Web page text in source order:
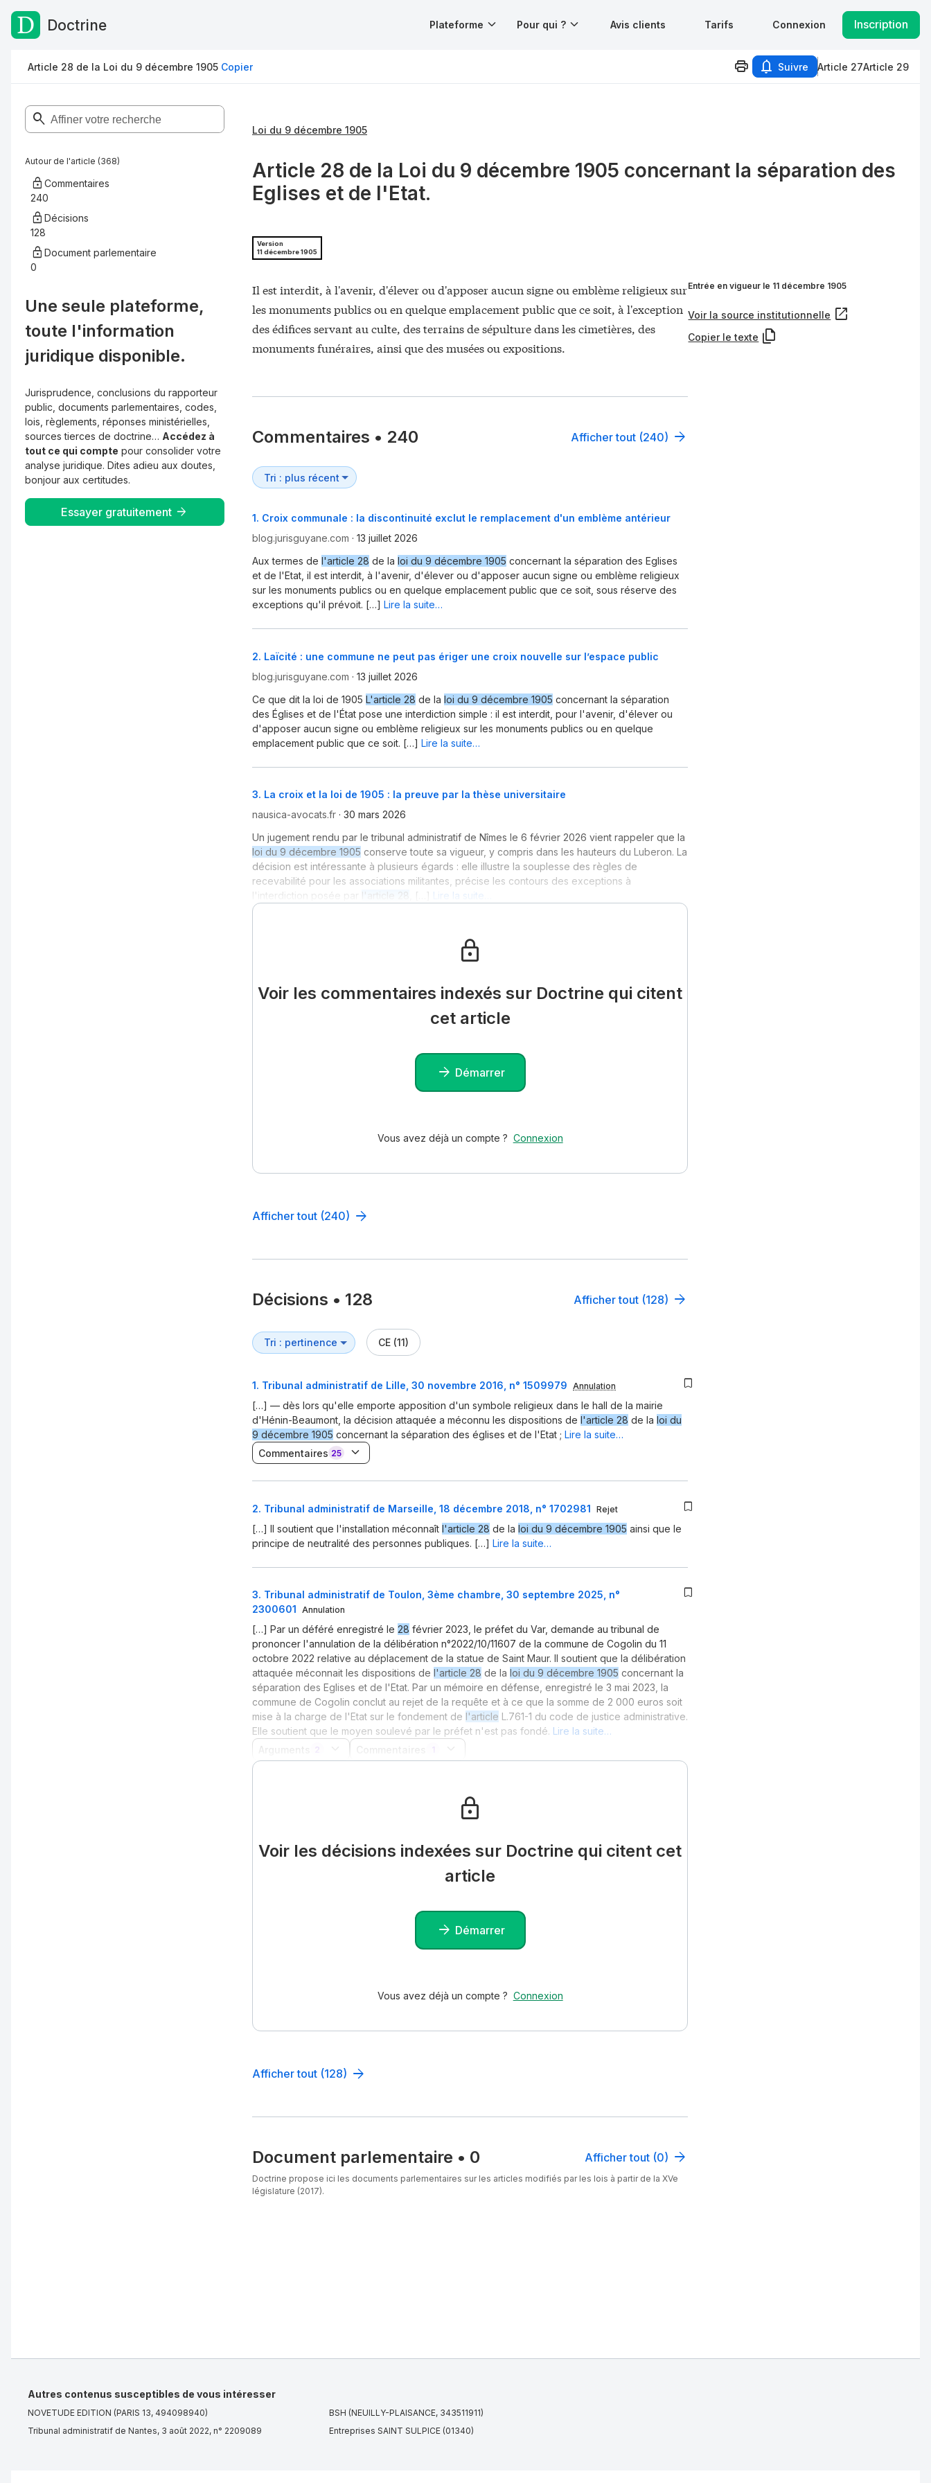
Passer au contenu
Doctrine Plateforme Pour qui ? Avis clients Tarifs Connexion Inscription
Article 28 de la Loi du 9 décembre 1905 Copier Suivre Article 27Article 29
Autour de l'article (368)
Commentaires
240
Décisions
128
Document parlementaire
0
Une seule plateforme,
toute l'information
juridique disponible.
Jurisprudence, conclusions du rapporteur
public, documents parlementaires, codes,
lois, règlements, réponses ministérielles,
sources tierces de doctrine… Accédez à
tout ce qui compte pour consolider votre
analyse juridique. Dites adieu aux doutes,
bonjour aux certitudes.
Essayer gratuitement
Loi du 9 décembre 1905
Article 28 de la Loi du 9 décembre 1905 concernant la séparation des
Eglises et de l'Etat.
Version
11 décembre 1905
Il est interdit, à l'avenir, d'élever ou d'apposer aucun signe ou emblème religieux sur
les monuments publics ou en quelque emplacement public que ce soit, à l'exception
des édifices servant au culte, des terrains de sépulture dans les cimetières, des
monuments funéraires, ainsi que des musées ou expositions.
Entrée en vigueur le 11 décembre 1905
Voir la source institutionnelle
Copier le texte
Commentaires • 240 Afficher tout (240)
1. Croix communale : la discontinuité exclut le remplacement d'un emblème antérieur
blog.jurisguyane.com · 13 juillet 2026
Aux termes de l'article 28 de la loi du 9 décembre 1905 concernant la séparation des Eglises
et de l'Etat, il est interdit, à l'avenir, d'élever ou d'apposer aucun signe ou emblème religieux
sur les monuments publics ou en quelque emplacement public que ce soit, sous réserve des
exceptions qu'il prévoit. […] Lire la suite…
2. Laïcité : une commune ne peut pas ériger une croix nouvelle sur l’espace public
blog.jurisguyane.com · 13 juillet 2026
Ce que dit la loi de 1905 L'article 28 de la loi du 9 décembre 1905 concernant la séparation
des Églises et de l'État pose une interdiction simple : il est interdit, pour l'avenir, d'élever ou
d'apposer aucun signe ou emblème religieux sur les monuments publics ou en quelque
emplacement public que ce soit. […] Lire la suite…
3. La croix et la loi de 1905 : la preuve par la thèse universitaire
nausica-avocats.fr · 30 mars 2026
Un jugement rendu par le tribunal administratif de Nîmes le 6 février 2026 vient rappeler que la
loi du 9 décembre 1905 conserve toute sa vigueur, y compris dans les hauteurs du Luberon. La
décision est intéressante à plusieurs égards : elle illustre la souplesse des règles de
recevabilité pour les associations militantes, précise les contours des exceptions à
l'interdiction posée par l'article 28 , […] Lire la suite…
Voir les commentaires indexés sur Doctrine qui citent
cet article
Démarrer
Vous avez déjà un compte ? Connexion
Afficher tout (240)
Décisions • 128 Afficher tout (128)
CE (11)
1. Tribunal administratif de Lille, 30 novembre 2016, n° 1509979 Annulation
[…] — dès lors qu'elle emporte apposition d'un symbole religieux dans le hall de la mairie
d'Hénin-Beaumont, la décision attaquée a méconnu les dispositions de l'article 28 de la loi du
9 décembre 1905 concernant la séparation des églises et de l'Etat ; Lire la suite…
Commentaires 25
2. Tribunal administratif de Marseille, 18 décembre 2018, n° 1702981 Rejet
[…] Il soutient que l'installation méconnaît l'article 28 de la loi du 9 décembre 1905 ainsi que le
principe de neutralité des personnes publiques. […] Lire la suite…
3. Tribunal administratif de Toulon, 3ème chambre, 30 septembre 2025, n°
2300601 Annulation
[…] Par un déféré enregistré le 28 février 2023, le préfet du Var, demande au tribunal de
prononcer l'annulation de la délibération n°2022/10/11607 de la commune de Cogolin du 11
octobre 2022 relative au déplacement de la statue de Saint Maur. Il soutient que la délibération
attaquée méconnait les dispositions de l'article 28 de la loi du 9 décembre 1905 concernant la
séparation des Eglises et de l'Etat. Par un mémoire en défense, enregistré le 3 mai 2023, la
commune de Cogolin conclut au rejet de la requête et à ce que la somme de 2 000 euros soit
mise à la charge de l'Etat sur le fondement de l'article L.761-1 du code de justice administrative.
Elle soutient que le moyen soulevé par le préfet n'est pas fondé. Lire la suite…
Arguments
2 Commentaires 1
Voir les décisions indexées sur Doctrine qui citent cet
article
Démarrer
Vous avez déjà un compte ? Connexion
Afficher tout (128)
Document parlementaire • 0 Afficher tout (0)
Doctrine propose ici les documents parlementaires sur les articles modifiés par les lois à partir de la XVe
législature (2017).
Autres contenus susceptibles de vous intéresser
NOVETUDE EDITION (PARIS 13, 494098940)
Tribunal administratif de Nantes, 3 août 2022, n° 2209089
BSH (NEUILLY-PLAISANCE, 343511911)
Entreprises SAINT SULPICE (01340)